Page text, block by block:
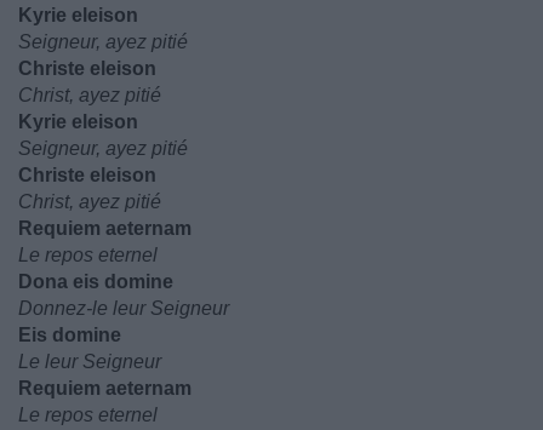
Kyrie eleison
Seigneur, ayez pitié
Christe eleison
Christ, ayez pitié
Kyrie eleison
Seigneur, ayez pitié
Christe eleison
Christ, ayez pitié
Requiem aeternam
Le repos eternel
Dona eis domine
Donnez-le leur Seigneur
Eis domine
Le leur Seigneur
Requiem aeternam
Le repos eternel